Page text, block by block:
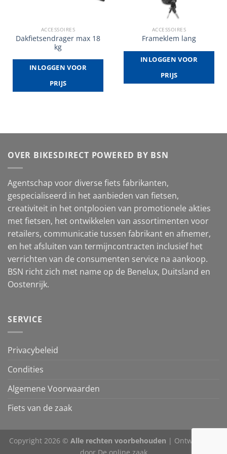
ACCESSOIRES
Dakfietsendrager max 18
kg
INLOGGEN VOOR
PRIJS
ACCESSOIRES
Frameklem lang
INLOGGEN VOOR
PRIJS
OVER BIKESDIRECT POWERED BY BSN
Agentschap voor diverse fiets fabrikanten,
gespecialiseerd in het aanbieden van fietsen,
creativiteit in het ontplooien van promotionele akties
met fietsen, het ontwikkelen van assortimenten voor
retailers, communicatie tussen fabrikant en afnemer,
en het afsluiten van termijncontracten inclusief het
verrichten van de consumenten service na aankoop.
BSN richt zich met name op de Benelux, Duitsland en
Oostenrijk.
SERVICE
Privacybeleid
Condities
Algemene Voorwaarden
Fiets van de zaak
Copyright 2026 © Alle rechten voorbehouden | Ontwikkeling